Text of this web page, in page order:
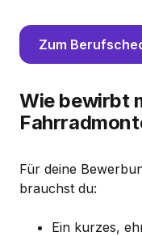
Zum
Wie bewirbt
Für deine
brauchst du:
Ein kurzes,